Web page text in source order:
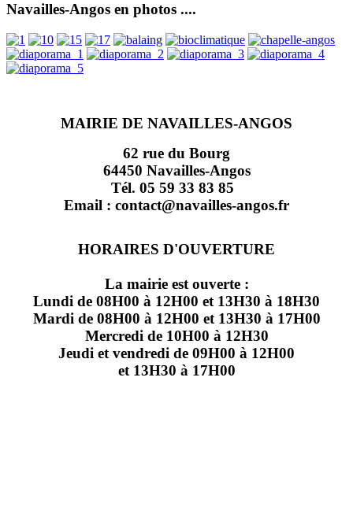
Navailles-Angos en photos ....
MAIRIE DE NAVAILLES-ANGOS
62 rue du Bourg
64450 Navailles-Angos
Tél. 05 59 33 83 85
Email : contact@navailles-angos.fr
HORAIRES D'OUVERTURE
La mairie est ouverte :
Lundi de 08H00 à 12H00 et 13H30 à 18H30
Mardi de 08H00 à 12H00 et 13H30 à 17H00
Mercredi de 10H00 à 12H30
Jeudi et vendredi de 09H00 à 12H00
et 13H30 à 17H00